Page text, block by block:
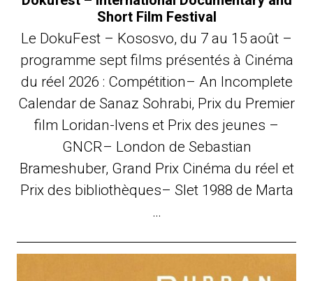
Short Film Festival
Le DokuFest – Kososvo, du 7 au 15 août –
programme sept films présentés à Cinéma
du réel 2026 : Compétition– An Incomplete
Calendar de Sanaz Sohrabi, Prix du Premier
film Loridan-Ivens et Prix des jeunes –
GNCR– London de Sebastian
Brameshuber, Grand Prix Cinéma du réel et
Prix des bibliothèques– Slet 1988 de Marta
…